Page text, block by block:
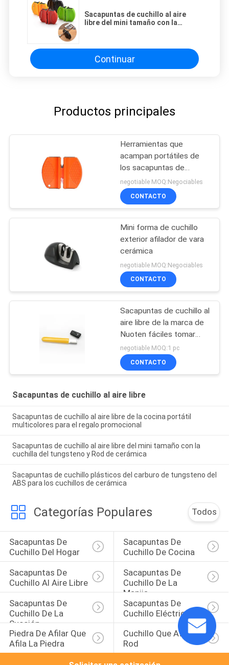
Sacapuntas de cuchillo al aire
libre del mini tamaño con la
Continuar
Productos principales
Herramientas que
acampan portátiles de
los sacapuntas de
cuchillo de la etapa del
plástico 2 con seco y
limpio
negotiable MOQ:Negociables
CONTACTO
Mini forma de cuchillo
exterior afilador de vara
cerámica
negotiable MOQ:Negociables
CONTACTO
Sacapuntas de cuchillo al
aire libre de la marca de
Nuoten fáciles tomar
con 105*12*5M M
tamaño pequeño
negotiable MOQ:1 pc
CONTACTO
Sacapuntas de cuchillo al aire libre
Sacapuntas de cuchillo al aire libre de la cocina portátil
multicolores para el regalo promocional
Sacapuntas de cuchillo al aire libre del mini tamaño con la
cuchilla del tungsteno y Rod de cerámica
Sacapuntas de cuchillo plásticos del carburo de tungsteno del
ABS para los cuchillos de cerámica
Categorías Populares Todos
Sacapuntas De
Cuchillo Del Hogar
Sacapuntas De
Cuchillo De Cocina
Sacapuntas De
Cuchillo Al Aire Libre
Sacapuntas De
Cuchillo De La
Manija
Sacapuntas De
Cuchillo De La
Succión
Sacapuntas De
Cuchillo Eléctricos
Piedra De Afilar Que
Afila La Piedra
Cuchillo Que Afila
Rod